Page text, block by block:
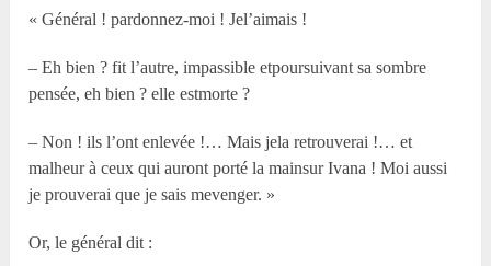
« Général ! pardonnez-moi ! Jel’aimais !
– Eh bien ? fit l’autre, impassible etpoursuivant sa sombre
pensée, eh bien ? elle estmorte ?
– Non ! ils l’ont enlevée !… Mais jela retrouverai !… et
malheur à ceux qui auront porté la mainsur Ivana ! Moi aussi
je prouverai que je sais mevenger. »
Or, le général dit :